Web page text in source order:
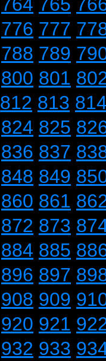
776 777
788 789
800 801
812 813
824 825
836 837
848 849
860 861
872 873
884 885
896 897
908 909
920 921
932 933